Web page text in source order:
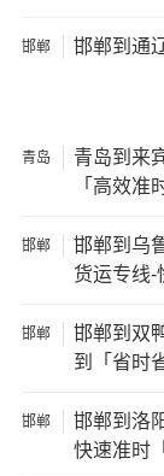
★ 本站所列邯
如需详细了解最
★ 由于货运运
通知公司客服以
我们的服务提
理意见汇报于
邯郸 邯郸到通
青岛
青岛到来
「高效准
邯郸
邯郸到乌
货运专线-
邯郸
邯郸到双
到「省时
邯郸
邯郸到洛
快速准时